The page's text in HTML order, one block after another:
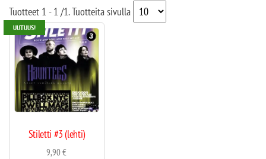
Tuotteet 1 - 1 /1. Tuotteita sivulla
UUTUUS!
Stiletti #3 (lehti)
9,90€